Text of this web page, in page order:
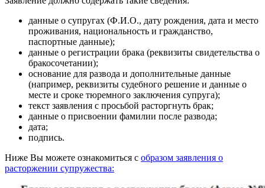
данные о супругах (Ф.И.О., дату рождения, дата и место
проживания, национальность и гражданство,
паспортные данные);
данные о регистрации брака (реквизиты свидетельства о
бракосочетании);
основание для развода и дополнительные данные
(например, реквизиты судебного решение и данные о
месте и сроке тюремного заключения супруга);
текст заявления с просьбой расторгнуть брак;
данные о присвоении фамилии после развода;
дата;
подпись.
Ниже Вы можете ознакомиться с образом заявления о
расторжении супружества: